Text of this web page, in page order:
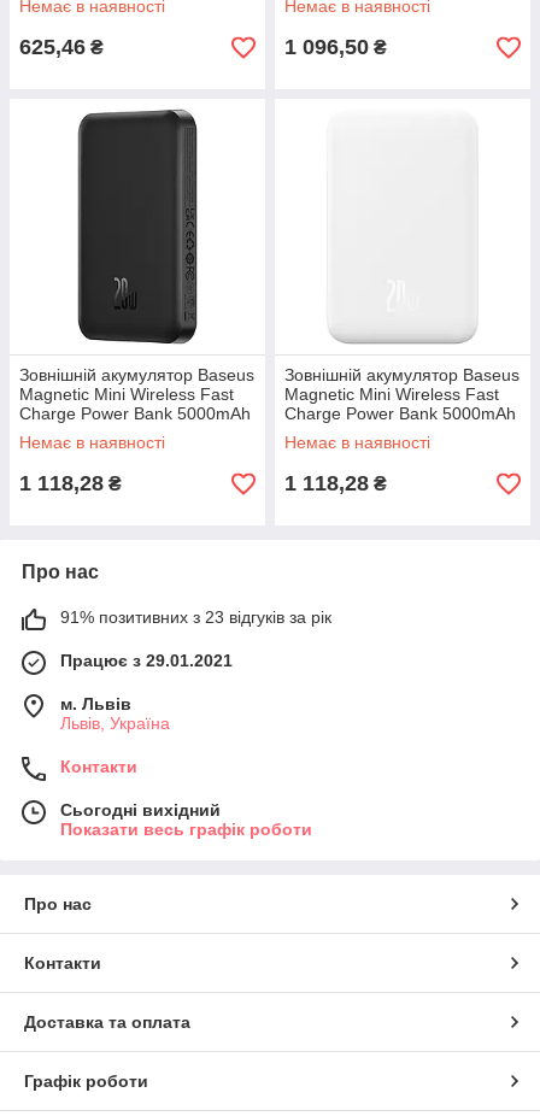
Немає в наявності
625,46 ₴
Немає в наявності
1 096,50 ₴
Зовнішній акумулятор Baseus
Magnetic Mini Wireless Fast
Charge Power Bank 5000mAh
20W Cluster Black（With
Simple Series Charging
Немає в наявності
1 118,28 ₴
Зовнішній акумулятор Baseus
Magnetic Mini Wireless Fast
Charge Power Bank 5000mAh
20W Stellar White（With
Simple Series Charging
Немає в наявності
1 118,28 ₴
Про нас
91% позитивних з 23 відгуків за рік
Працює з 29.01.2021
м. Львів
Львів, Україна
Контакти
Сьогодні вихідний
Показати весь графік роботи
Про нас
Контакти
Доставка та оплата
Графік роботи